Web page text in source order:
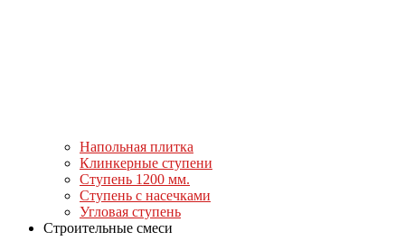
Напольная плитка
Клинкерные ступени
Ступень 1200 мм.
Ступень с насечками
Угловая ступень
Строительные смеси